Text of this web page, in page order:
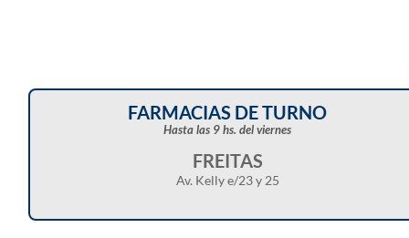
FARMACIAS DE TURNO
Hasta las 9 hs. del viernes
FREITAS
Av. Kelly e/23 y 25